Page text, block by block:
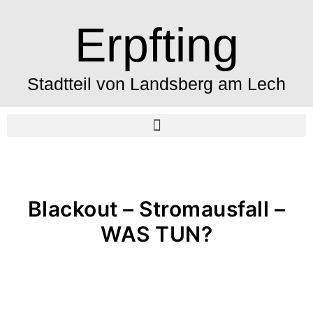
Erpfting
Stadtteil von Landsberg am Lech
Blackout – Stromausfall –
WAS TUN?